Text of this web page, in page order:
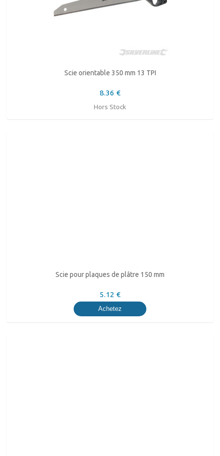
Scie orientable 350 mm 13 TPI
8.36 €
Hors Stock
Scie pour plaques de plâtre 150 mm
5.12 €
Achetez